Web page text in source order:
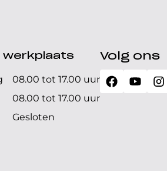
werkplaats
08.00 tot 17.00 uur
08.00 tot 17.00 uur
Gesloten
Volg ons